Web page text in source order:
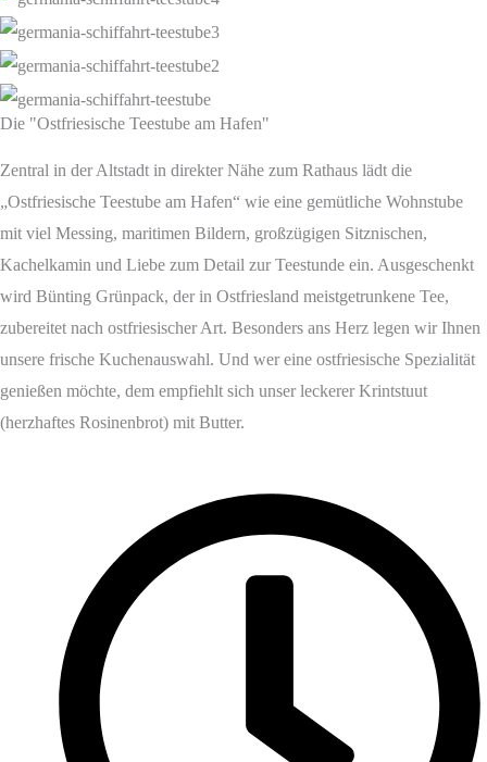
Die "Ostfriesische Teestube am Hafen"
Zentral in der Altstadt in direkter Nähe zum Rathaus lädt die
„Ostfriesische Teestube am Hafen“ wie eine gemütliche Wohnstube
mit viel Messing, maritimen Bildern, großzügigen Sitznischen,
Kachelkamin und Liebe zum Detail zur Teestunde ein. Ausgeschenkt
wird Bünting Grünpack, der in Ostfriesland meistgetrunkene Tee,
zubereitet nach ostfriesischer Art. Besonders ans Herz legen wir Ihnen
unsere frische Kuchenauswahl. Und wer eine ostfriesische Spezialität
genießen möchte, dem empfiehlt sich unser leckerer Krintstuut
(herzhaftes Rosinenbrot) mit Butter.